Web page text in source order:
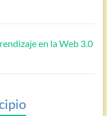
en la Web 3.0